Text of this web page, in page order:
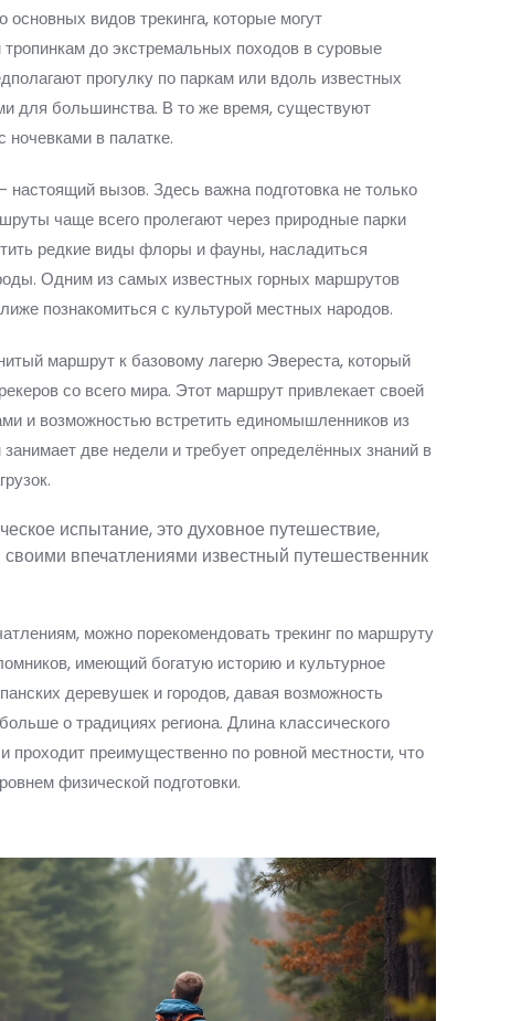
видов трекинга, которые могут
тропинкам до экстремальных походов в суровые
прогулку по паркам или вдоль известных
для большинства. В то же время, существуют
в палатке.
вызов. Здесь важна подготовка не только
чаще всего пролегают через природные парки
редкие виды флоры и фауны, насладиться
Одним из самых известных горных маршрутов
познакомиться с культурой местных народов.
маршрут к базовому лагерю Эвереста, который
со всего мира. Этот маршрут привлекает своей
и возможностью встретить единомышленников из
две недели и требует определённых знаний в
испытание, это духовное путешествие,
впечатлениями известный путешественник
можно порекомендовать трекинг по маршруту
имеющий богатую историю и культурное
деревушек и городов, давая возможность
о традициях региона. Длина классического
преимущественно по ровной местности, что
физической подготовки.